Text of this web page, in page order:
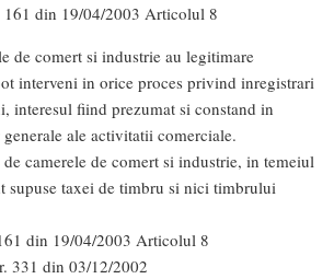
din 19/04/2003 Articolul 8
de comert si industrie au legitimare
interveni in orice proces privind inregistrari
interesul fiind prezumat si constand in
ale activitatii comerciale.
camerele de comert si industrie, in temeiul
supuse taxei de timbru si nici timbrului
din 19/04/2003 Articolul 8
331 din 03/12/2002